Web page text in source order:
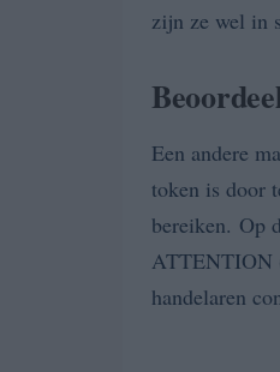
zijn ze wel in
Een andere
token is door
bereiken. Op
ATTENTION
handelaren